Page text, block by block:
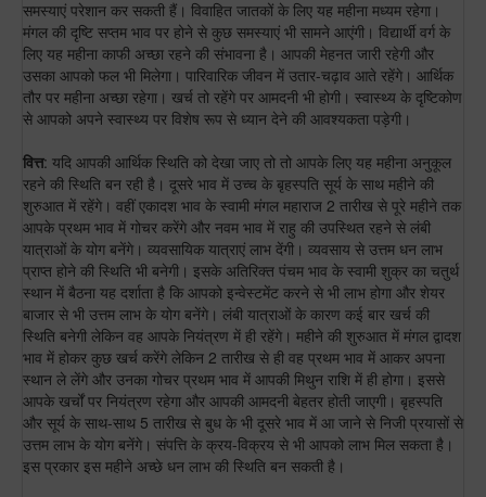
समस्याएं परेशान कर सकती हैं। विवाहित जातकों के लिए यह महीना मध्यम रहेगा।
मंगल की दृष्टि सप्तम भाव पर होने से कुछ समस्याएं भी सामने आएंगी। विद्यार्थी वर्ग के
लिए यह महीना काफी अच्छा रहने की संभावना है। आपकी मेहनत जारी रहेगी और
उसका आपको फल भी मिलेगा। पारिवारिक जीवन में उतार-चढ़ाव आते रहेंगे। आर्थिक
तौर पर महीना अच्छा रहेगा। खर्च तो रहेंगे पर आमदनी भी होगी। स्वास्थ्य के दृष्टिकोण
से आपको अपने स्वास्थ्य पर विशेष रूप से ध्यान देने की आवश्यकता पड़ेगी।
वित्त: यदि आपकी आर्थिक स्थिति को देखा जाए तो तो आपके लिए यह महीना अनुकूल
रहने की स्थिति बन रही है। दूसरे भाव में उच्च के बृहस्पति सूर्य के साथ महीने की
शुरुआत में रहेंगे। वहीं एकादश भाव के स्वामी मंगल महाराज 2 तारीख से पूरे महीने तक
आपके प्रथम भाव में गोचर करेंगे और नवम भाव में राहु की उपस्थित रहने से लंबी
यात्राओं के योग बनेंगे। व्यवसायिक यात्राएं लाभ देंगी। व्यवसाय से उत्तम धन लाभ
प्राप्त होने की स्थिति भी बनेगी। इसके अतिरिक्त पंचम भाव के स्वामी शुक्र का चतुर्थ
स्थान में बैठना यह दर्शाता है कि आपको इन्वेस्टमेंट करने से भी लाभ होगा और शेयर
बाजार से भी उत्तम लाभ के योग बनेंगे। लंबी यात्राओं के कारण कई बार खर्च की
स्थिति बनेगी लेकिन वह आपके नियंत्रण में ही रहेंगे। महीने की शुरुआत में मंगल द्वादश
भाव में होकर कुछ खर्च करेंगे लेकिन 2 तारीख से ही वह प्रथम भाव में आकर अपना
स्थान ले लेंगे और उनका गोचर प्रथम भाव में आपकी मिथुन राशि में ही होगा। इससे
आपके खर्चों पर नियंत्रण रहेगा और आपकी आमदनी बेहतर होती जाएगी। बृहस्पति
और सूर्य के साथ-साथ 5 तारीख से बुध के भी दूसरे भाव में आ जाने से निजी प्रयासों से
उत्तम लाभ के योग बनेंगे। संपत्ति के क्रय-विक्रय से भी आपको लाभ मिल सकता है।
इस प्रकार इस महीने अच्छे धन लाभ की स्थिति बन सकती है।